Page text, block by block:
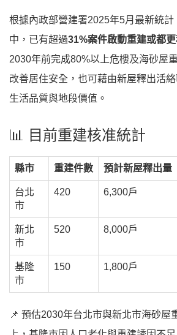
根據內政部營建署2025年5月最新統計
中，已有超過31%案件啟動重建或都
2030年前完成80%以上危樓及海砂屋
改善居住安全，也可藉由新屋釋出活
生活品質與地段價值。
📊 目前重建核准統計
縣市 重建件數 預計新屋釋出量
台北
市
420 6,300戶
新北
市
520 8,000戶
基隆
市
150 1,800戶
📌 預估2030年台北市與新北市海砂屋